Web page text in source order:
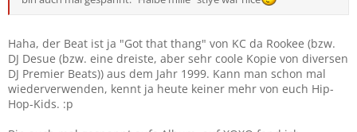
Haha, der Beat ist ja "Got that thang" von KC da Rookee (bzw.
DJ Desue (bzw. eine dreiste, aber sehr coole Kopie von diversen
DJ Premier Beats)) aus dem Jahr 1999. Kann man schon mal
wiederverwenden, kennt ja heute keiner mehr von euch Hip-
Hop-Kids. :p